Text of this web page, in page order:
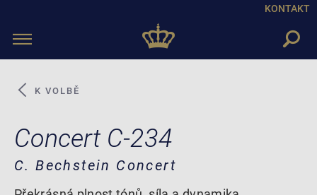
KONTAKT
Toggle
K VOLBĚ
Concert C-234
C. Bechstein Concert